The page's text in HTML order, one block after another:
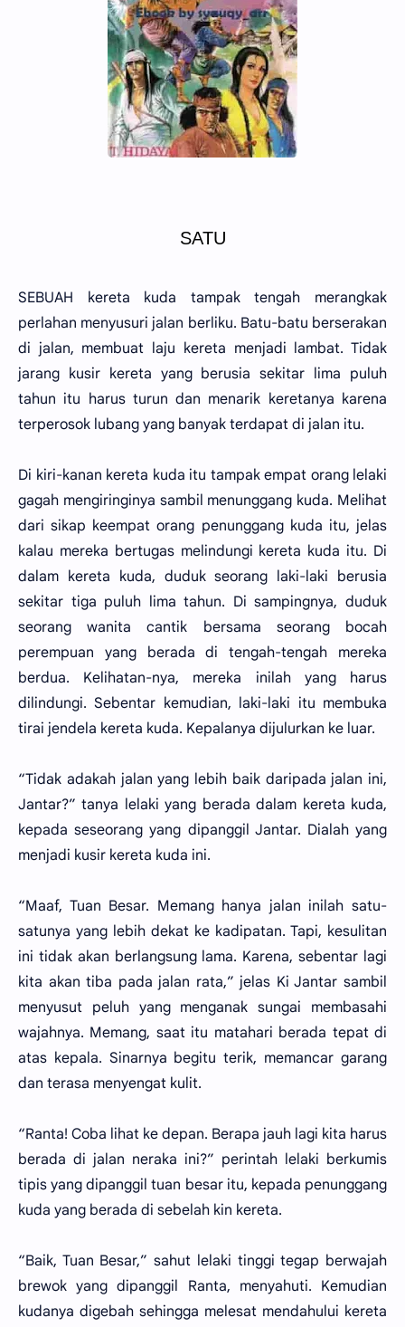
SATU
SEBUAH kereta kuda tampak tengah merangkak
perlahan menyusuri jalan berliku. Batu-batu berserakan
di jalan, membuat laju kereta menjadi lambat. Tidak
jarang kusir kereta yang berusia sekitar lima puluh
tahun itu harus turun dan menarik keretanya karena
terperosok lubang yang banyak terdapat di jalan itu.
Di kiri-kanan kereta kuda itu tampak empat orang lelaki
gagah mengiringinya sambil menunggang kuda. Melihat
dari sikap keempat orang penunggang kuda itu, jelas
kalau mereka bertugas melindungi kereta kuda itu. Di
dalam kereta kuda, duduk seorang laki-laki berusia
sekitar tiga puluh lima tahun. Di sampingnya, duduk
seorang wanita cantik bersama seorang bocah
perempuan yang berada di tengah-tengah mereka
berdua. Kelihatan-nya, mereka inilah yang harus
dilindungi. Sebentar kemudian, laki-laki itu membuka
tirai jendela kereta kuda. Kepalanya dijulurkan ke luar.
“Tidak adakah jalan yang lebih baik daripada jalan ini,
Jantar?” tanya lelaki yang berada dalam kereta kuda,
kepada seseorang yang dipanggil Jantar. Dialah yang
menjadi kusir kereta kuda ini.
“Maaf, Tuan Besar. Memang hanya jalan inilah satu-
satunya yang lebih dekat ke kadipatan. Tapi, kesulitan
ini tidak akan berlangsung lama. Karena, sebentar lagi
kita akan tiba pada jalan rata,” jelas Ki Jantar sambil
menyusut peluh yang menganak sungai membasahi
wajahnya. Memang, saat itu matahari berada tepat di
atas kepala. Sinarnya begitu terik, memancar garang
dan terasa menyengat kulit.
“Ranta! Coba lihat ke depan. Berapa jauh lagi kita harus
berada di jalan neraka ini?” perintah lelaki berkumis
tipis yang dipanggil tuan besar itu, kepada penunggang
kuda yang berada di sebelah kin kereta.
“Baik, Tuan Besar,” sahut lelaki tinggi tegap berwajah
brewok yang dipanggil Ranta, menyahuti. Kemudian
kudanya digebah sehingga melesat mendahului kereta